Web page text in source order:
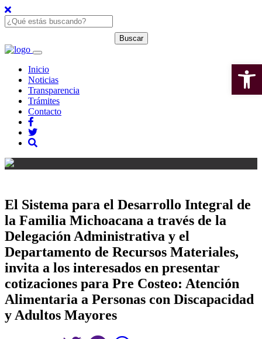
Inicio
Noticias
Transparencia
Trámites
Contacto
El Sistema para el Desarrollo Integral de
la Familia Michoacana a través de la
Delegación Administrativa y el
Departamento de Recursos Materiales,
invita a los interesados en presentar
cotizaciones para Pre Costeo: Atención
Alimentaria a Personas con Discapacidad
y Adultos Mayores